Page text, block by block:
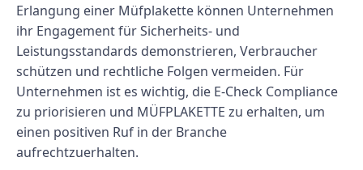
Erlangung einer Müfplakette können Unternehmen
ihr Engagement für Sicherheits- und
Leistungsstandards demonstrieren, Verbraucher
schützen und rechtliche Folgen vermeiden. Für
Unternehmen ist es wichtig, die E-Check Compliance
zu priorisieren und MÜFPLAKETTE zu erhalten, um
einen positiven Ruf in der Branche
aufrechtzuerhalten.